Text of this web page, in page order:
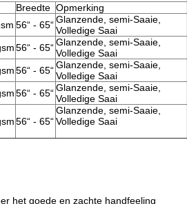
Breedte Opmerking
56“ - 65“Glanzende, semi-Saaie,
Volledige Saai
56“ - 65“Glanzende, semi-Saaie,
Volledige Saai
56“ - 65“Glanzende, semi-Saaie,
Volledige Saai
56“ - 65“Glanzende, semi-Saaie,
Volledige Saai
56“ - 65“
Glanzende, semi-Saaie,
Volledige Saai
het goede en zachte handfeeling